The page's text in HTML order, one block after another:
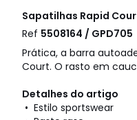
Sapatilhas Rapid
Ref 5508164 / GPD705
Prática, a barra
Court. O rasto em
Detalhes do artigo
• Estilo sportswear